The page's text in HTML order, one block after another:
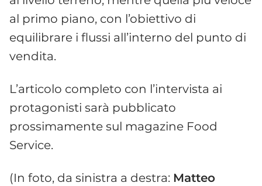
al primo piano, con l’obiettivo di
equilibrare i flussi all’interno del punto di
vendita.
L’articolo completo con l’intervista ai
protagonisti sarà pubblicato
prossimamente sul magazine Food
Service.
(In foto, da sinistra a destra: Matteo